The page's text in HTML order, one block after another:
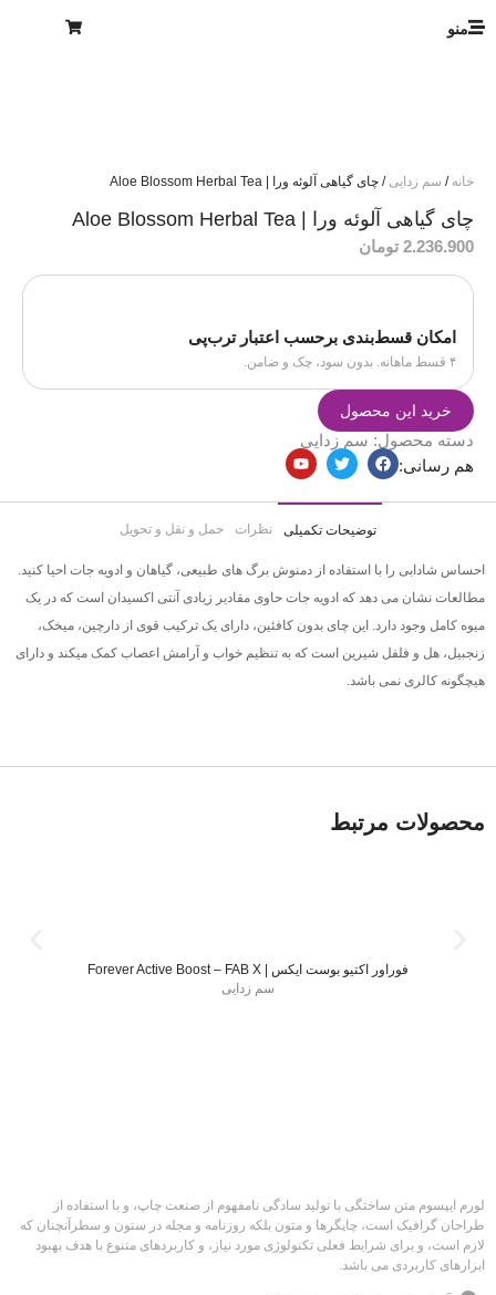
منو
خانه / سم زدایی / چای گیاهی آلوئه ورا | Aloe Blossom Herbal Tea
چای گیاهی آلوئه ورا | Aloe Blossom Herbal Tea
2.236.900 تومان
امکان قسط‌بندی برحسب اعتبار ترب‌پی
۴ قسط ماهانه. بدون سود، چک و ضامن.
خرید این محصول
دسته محصول: سم زدایی
هم رسانی:
توضیحات تکمیلی نظرات حمل و نقل و تحویل
احساس شادابی را با استفاده از دمنوش برگ های طبیعی، گیاهان و ادویه جات احیا کنید.
مطالعات نشان می دهد که ادویه جات حاوی مقادیر زیادی آنتی اکسیدان است که در یک
میوه کامل وجود دارد. این چای بدون کافئین، دارای یک ترکیب قوی از دارچین، میخک،
زنجبیل، هل و فلفل شیرین است که به تنظیم خواب و آرامش اعصاب کمک میکند و دارای
هیچگونه کالری نمی باشد.
محصولات مرتبط
فوراور اکتیو بوست ایکس | Forever Active Boost – FAB X
سم زدایی
لورم ایپسوم متن ساختگی با تولید سادگی نامفهوم از صنعت چاپ، و با استفاده از
طراحان گرافیک است، چاپگرها و متون بلکه روزنامه و مجله در ستون و سطرآنچنان که
لازم است، و برای شرایط فعلی تکنولوژی مورد نیاز، و کاربردهای متنوع با هدف بهبود
ابزارهای کاربردی می باشد.